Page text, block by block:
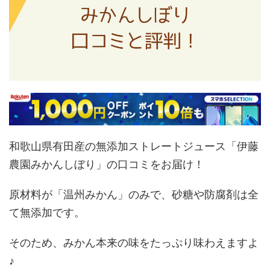
和歌山県有田産の無添加ストレートジュース「伊藤
農園みかんしぼり」の口コミをお届け！
原材料が「温州みかん」のみで、砂糖や防腐剤は全
て無添加です。
そのため、みかん本来の味をたっぷり味わえますよ
♪